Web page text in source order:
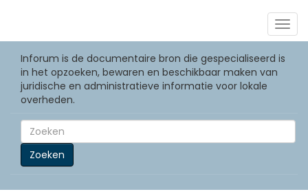
Inforum is de documentaire bron die gespecialiseerd is
in het opzoeken, bewaren en beschikbaar maken van
juridische en administratieve informatie voor lokale
overheden.
Zoeken